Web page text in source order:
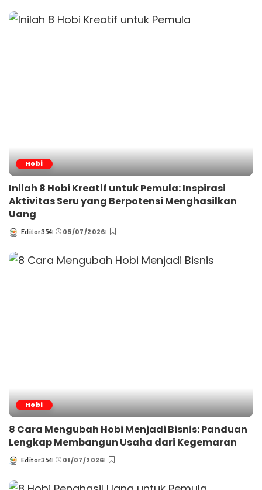
Hobi
Inilah 8 Hobi Kreatif untuk Pemula: Inspirasi
Aktivitas Seru yang Berpotensi Menghasilkan
Uang
Posted
Editor354 05/07/2026
Hobi
8 Cara Mengubah Hobi Menjadi Bisnis: Panduan
Lengkap Membangun Usaha dari Kegemaran
Posted
Editor354 01/07/2026